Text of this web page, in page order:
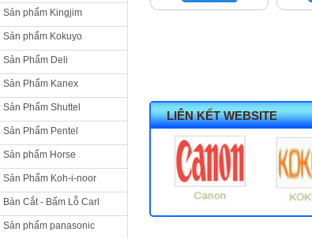
Sản phẩm Kingjim
Sản phẩm Kokuyo
Sản Phẩm Deli
Sản Phẩm Kanex
Sản Phẩm Shuttel
Sản Phẩm Pentel
Sản phẩm Horse
Sản Phẩm Koh-i-noor
Bàn Cắt - Bấm Lỗ Carl
Sản phẩm panasonic
LIÊN KẾT WEBSITE